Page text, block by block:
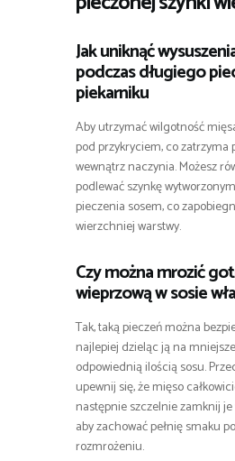
Jak uniknąć
podczas długiego
piekarniku
Aby utrzymać wilgotność
pod przykryciem, co zatrzyma
wewnątrz naczynia. Możesz
podlewać szynkę
pieczenia sosem, co
wierzchniej warstwy.
Czy można mrozić
wieprzową w sosie
Tak, taką pieczeń można
najlepiej dzieląc ją na
odpowiednią ilością sosu.
upewnij się, że mięso
następnie szczelnie zamknij
aby zachować pełnię smaku
rozmrożeniu.